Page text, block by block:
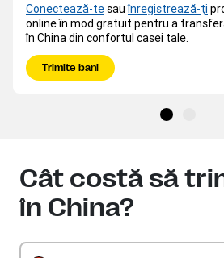
Conectează-tesauînregistrează-ţi
online în mod gratuit pentru a
în China din confortul casei tale.
Trimite bani
Cât costă să
în China?